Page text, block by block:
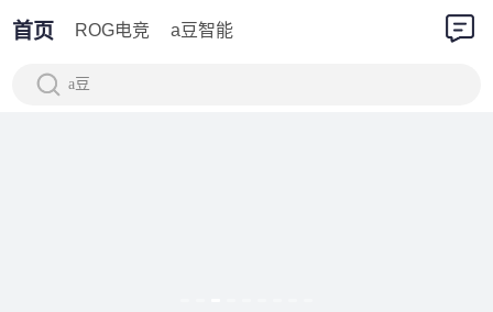
首页 ROG电竞 a豆智能
a豆